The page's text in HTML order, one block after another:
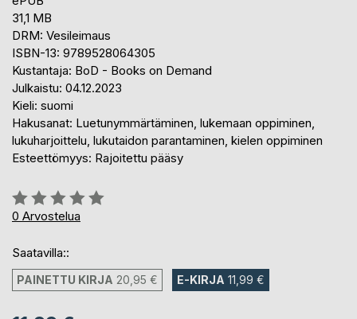
31,1 MB
DRM: Vesileimaus
ISBN-13: 9789528064305
Kustantaja: BoD - Books on Demand
Julkaistu: 04.12.2023
Kieli: suomi
Hakusanat: Luetunymmärtäminen, lukemaan oppiminen,
lukuharjoittelu, lukutaidon parantaminen, kielen oppiminen
Esteettömyys: Rajoitettu pääsy
Arvostelu::
0%
0 Arvostelua
Saatavilla::
PAINETTU KIRJA 20,95 € E-KIRJA 11,99 €